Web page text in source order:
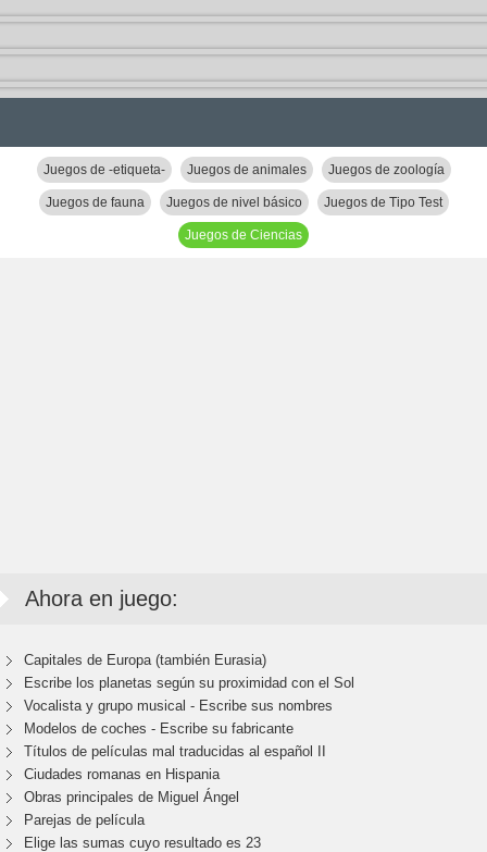
Juegos de -etiqueta- Juegos de animales Juegos de zoología
Juegos de fauna Juegos de nivel básico Juegos de Tipo Test
Juegos de Ciencias
Ahora en juego:
Capitales de Europa (también Eurasia)
Escribe los planetas según su proximidad con el Sol
Vocalista y grupo musical - Escribe sus nombres
Modelos de coches - Escribe su fabricante
Títulos de películas mal traducidas al español II
Ciudades romanas en Hispania
Obras principales de Miguel Ángel
Parejas de película
Elige las sumas cuyo resultado es 23